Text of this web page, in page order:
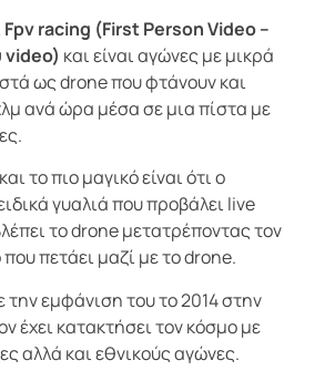
Fpv racing (First Person Video –
και είναι αγώνες με μικρά
ως drone που φτάνουν και
ανά ώρα μέσα σε μια πίστα με
το πιο μαγικό είναι ότι ο
γυαλιά που προβάλει live
το drone μετατρέποντας τον
πετάει μαζί με το drone.
την εμφάνιση του το 2014 στην
έχει κατακτήσει τον κόσμο με
αλλά και εθνικούς αγώνες.